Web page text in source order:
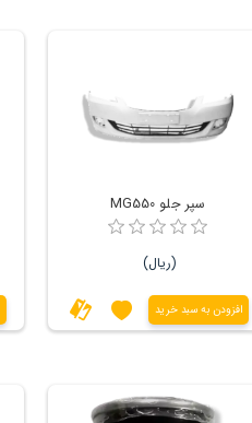
سپر جلو MG550
(ریال)
افزودن به سبد خرید